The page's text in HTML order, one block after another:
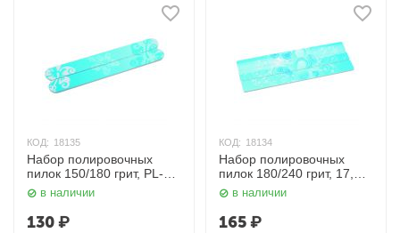
КОД: 18135
Набор полировочных
пилок 150/180 грит, PL-10
Dewal Beauty
в наличии
130₽
КОД: 18134
Набор полировочных
пилок 180/240 грит, 17,5
см, PL-09 Dewal Beauty
в наличии
165₽